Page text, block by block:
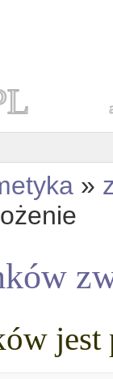
»
jest